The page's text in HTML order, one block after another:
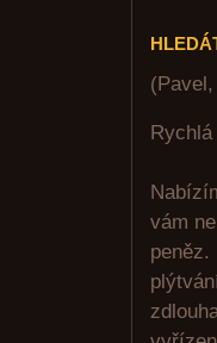
(Pavel,
vám